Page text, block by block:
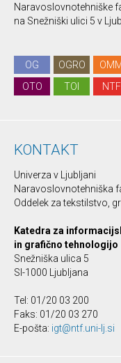
Naravoslovnotehniške
na Snežniški ulici 5 v
OG OGRO
OTO
TOI NTF
KONTAKT
Univerza v Ljubljani
Naravoslovnotehniška
Oddelek za tekstilstvo,
Katedra za
in grafično tehnologijo
Snežniška ulica 5
SI-1000 Ljubljana
Tel: 01/20 03 200
Faks: 01/20 03 270
E-pošta: igt@ntf.uni-lj.si